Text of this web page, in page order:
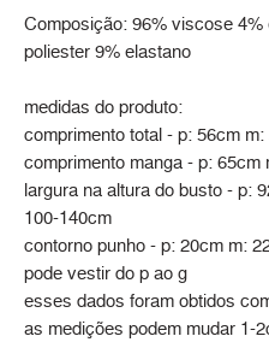
Composição: 96% viscose
poliester 9% elastano
medidas do produto:
comprimento total - p: 56cm
comprimento manga - p: 65cm
largura na altura do busto - p:
100-140cm
contorno punho - p: 20cm m:
pode vestir do p ao g
esses dados foram obtidos
as medições podem mudar 1-